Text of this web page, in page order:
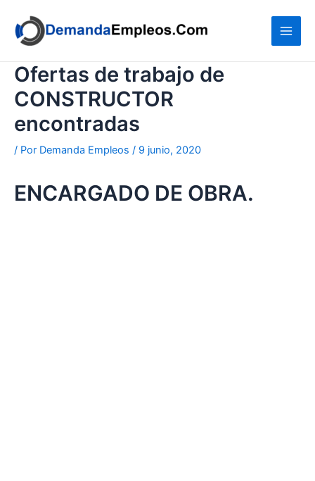
contenido
Ofertas de trabajo de
CONSTRUCTOR
encontradas
/ Por Demanda Empleos / 9 junio, 2020
ENCARGADO DE OBRA.